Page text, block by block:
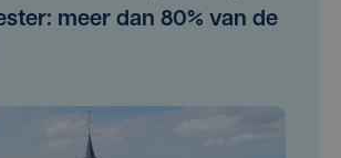
meer dan 80% van de